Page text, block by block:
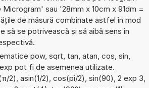
Microgram' sau '28mm x 10cm x 91dm =
de măsură combinate astfel în mod
să se potrivească și să aibă sens în
pow, sqrt, tan, atan, cos, sin,
pot fi de asemenea utilizate.
2), asin(1/2), cos(pi/2), sin(90), 2 exp 3,